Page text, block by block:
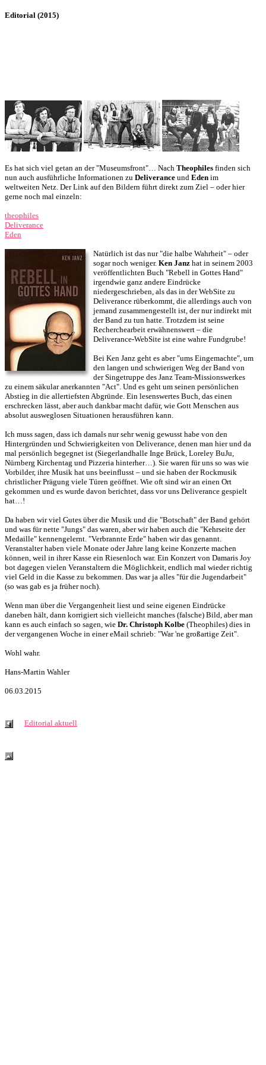
Editorial (2015)
Es hat sich viel getan an der "Museumsfront"… Nach Theophiles finden sich
nun auch ausführliche Informationen zu Deliverance und Eden im
weltweiten Netz. Der Link auf den Bildern führt direkt zum Ziel – oder hier
gerne noch mal einzeln:
theophiles
Deliverance
Eden
Natürlich ist das nur "die halbe Wahrheit" – oder
sogar noch weniger. Ken Janz hat in seinem 2003
veröffentlichten Buch "Rebell in Gottes Hand"
irgendwie ganz andere Eindrücke
niedergeschrieben, als das in der WebSite zu
Deliverance rüberkommt, die allerdings auch von
jemand zusammengestellt ist, der nur indirekt mit
der Band zu tun hatte. Trotzdem ist seine
Recherchearbeit erwähnenswert – die
Deliverance-WebSite ist eine wahre Fundgrube!
Bei Ken Janz geht es aber "ums Eingemachte", um
den langen und schwierigen Weg der Band von
der Singetruppe des Janz Team-Missionswerkes
zu einem säkular anerkannten "Act". Und es geht um seinen persönlichen
Abstieg in die allertiefsten Abgründe. Ein lesenswertes Buch, das einen
erschrecken lässt, aber auch dankbar macht dafür, wie Gott Menschen aus
absolut ausweglosen Situationen herausführen kann.
Ich muss sagen, dass ich damals nur sehr wenig gewusst habe von den
Hintergründen und Schwierigkeiten von Deliverance, denen man hier und da
mal persönlich begegnet ist (Siegerlandhalle Inge Brück, Loreley BuJu,
Nürnberg Kirchentag und Pizzeria hinterher…). Sie waren für uns so was wie
Vorbilder, ihre Musik hat uns beeinflusst – und sie haben der Rockmusik
christlicher Prägung viele Türen geöffnet. Wie oft sind wir an einen Ort
gekommen und es wurde davon berichtet, dass vor uns Deliverance gespielt
hat…!
Da haben wir viel Gutes über die Musik und die "Botschaft" der Band gehört
und was für nette "Jungs" das waren, aber wir haben auch die "Kehrseite der
Medaille" kennengelernt. "Verbrannte Erde" haben wir das genannt.
Veranstalter haben viele Monate oder Jahre lang keine Konzerte machen
können, weil in ihrer Kasse ein Riesenloch war. Ein Konzert von Damaris Joy
bot dagegen vielen Veranstaltern die Möglichkeit, endlich mal wieder richtig
viel Geld in die Kasse zu bekommen. Das war ja alles "für die Jugendarbeit"
(so was gab es ja früher noch).
Wenn man über die Vergangenheit liest und seine eigenen Eindrücke
daneben hält, dann korrigiert sich vielleicht manches (falsche) Bild, aber man
kann es auch einfach so sagen, wie Dr. Christoph Kolbe (Theophiles) dies in
der vergangenen Woche in einer eMail schrieb: "War 'ne großartige Zeit".
Wohl wahr.
Hans-Martin Wahler
06.03.2015
Editorial aktuell